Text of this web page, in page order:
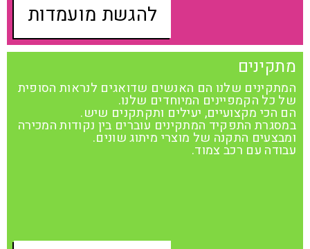
להגשת מועמדות
מתקינים
המתקינים שלנו הם האנשים שדואגים לנראות הסופית
של כל הקמפיינים המיוחדים שלנו.
הם הכי מקצועיים, יעילים ותקתקנים שיש.
במסגרת התפקיד המתקינים עוברים בין נקודות המכירה
ומבצעים התקנה של מוצרי מיתוג שונים.
עבודה עם רכב צמוד.